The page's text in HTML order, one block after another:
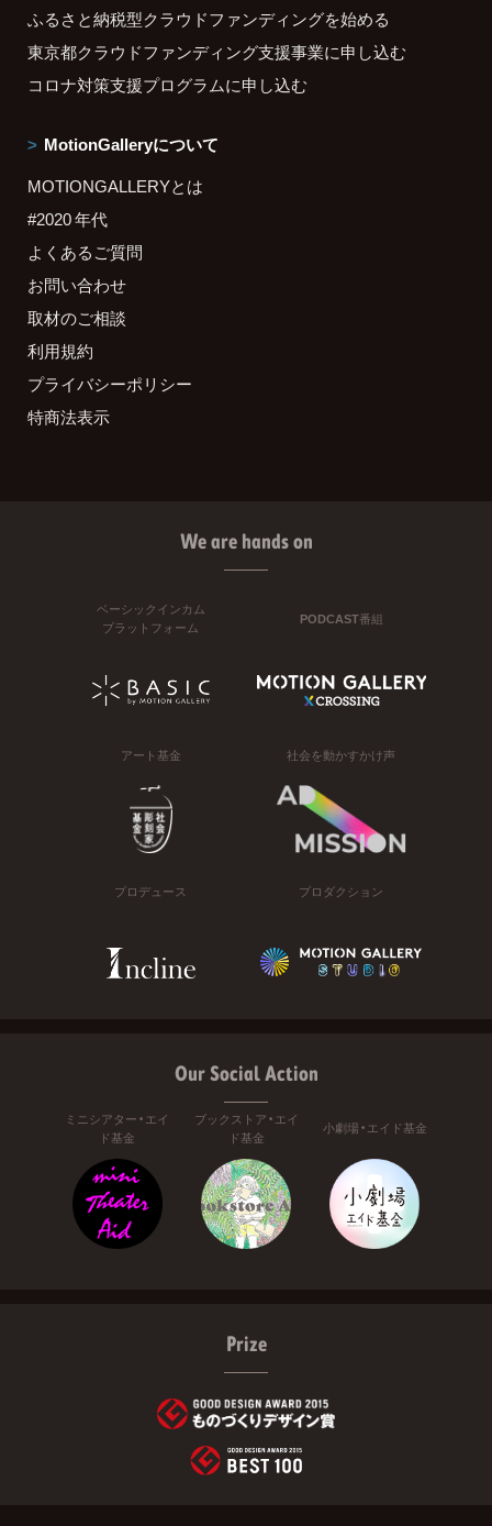
ふるさと納税型クラウドファンディングを始める
東京都クラウドファンディング支援事業に申し込む
コロナ対策支援プログラムに申し込む
MotionGalleryについて
MOTIONGALLERYとは
#2020 年代
よくあるご質問
お問い合わせ
取材のご相談
利用規約
プライバシーポリシー
特商法表示
We are hands on
ベーシックインカム
プラットフォーム
PODCAST番組
アート基金 社会を動かすかけ声
プロデュース プロダクション
Our Social Action
ミニシアター・エイ
ド基金
ブックストア・エイ
ド基金
小劇場・エイド基金
Prize